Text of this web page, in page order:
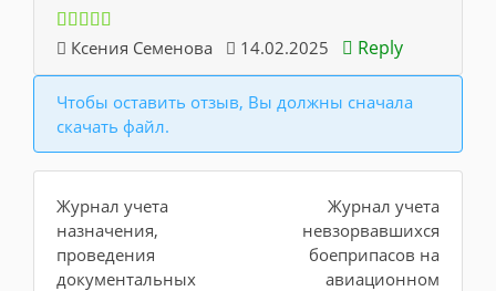
Ксения Семенова 14.02.2025 Reply
Чтобы оставить отзыв, Вы должны сначала
скачать файл.
Журнал учета
назначения,
проведения
документальных
Журнал учета
невзорвавшихся
боеприпасов на
авиационном